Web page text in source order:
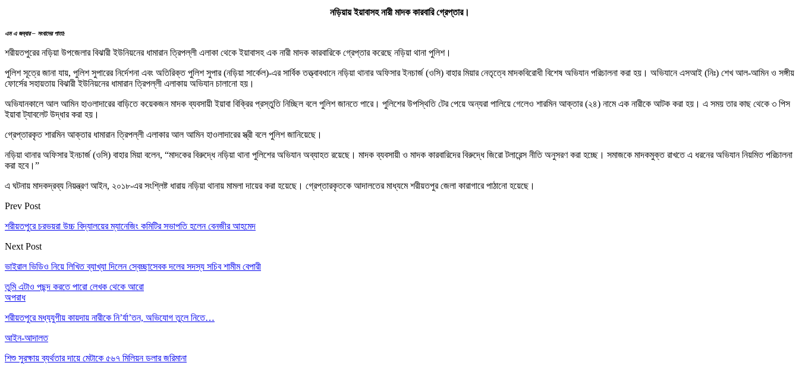
নড়িয়ায় ইয়াবাসহ নারী মাদক কারবারি গ্রেপ্তার।
এম এ জব্বার – সংবাদের পাতা:
শরীয়তপুরের নড়িয়া উপজেলার বিঝারী ইউনিয়নের ধামারান ত্রিপল্লী এলাকা থেকে ইয়াবাসহ এক নারী মাদক কারবারিকে গ্রেপ্তার করেছে নড়িয়া থানা পুলিশ।
পুলিশ সূত্রে জানা যায়, পুলিশ সুপারের নির্দেশনা এবং অতিরিক্ত পুলিশ সুপার (নড়িয়া সার্কেল)-এর সার্বিক তত্ত্বাবধানে নড়িয়া থানার অফিসার ইনচার্জ (ওসি) বাহার মিয়ার নেতৃত্বে মাদকবিরোধী বিশেষ অভিযান পরিচালনা করা হয়। অভিযানে এসআই (নিঃ) শেখ আল-আমিন ও সঙ্গীয়
ফোর্সের সহায়তায় বিঝারী ইউনিয়নের ধামারান ত্রিপল্লী এলাকায় অভিযান চালানো হয়।
অভিযানকালে আল আমিন হাওলাদারের বাড়িতে কয়েকজন মাদক ব্যবসায়ী ইয়াবা বিক্রির প্রস্তুতি নিচ্ছিল বলে পুলিশ জানতে পারে। পুলিশের উপস্থিতি টের পেয়ে অন্যরা পালিয়ে গেলেও শারমিন আক্তার (২৪) নামে এক নারীকে আটক করা হয়। এ সময় তার কাছ থেকে ৩ পিস
ইয়াবা ট্যাবলেট উদ্ধার করা হয়।
গ্রেপ্তারকৃত শারমিন আক্তার ধামারান ত্রিপল্লী এলাকার আল আমিন হাওলাদারের স্ত্রী বলে পুলিশ জানিয়েছে।
নড়িয়া থানার অফিসার ইনচার্জ (ওসি) বাহার মিয়া বলেন, “মাদকের বিরুদ্ধে নড়িয়া থানা পুলিশের অভিযান অব্যাহত রয়েছে। মাদক ব্যবসায়ী ও মাদক কারবারিদের বিরুদ্ধে জিরো টলারেন্স নীতি অনুসরণ করা হচ্ছে। সমাজকে মাদকমুক্ত রাখতে এ ধরনের অভিযান নিয়মিত পরিচালনা
করা হবে।”
এ ঘটনায় মাদকদ্রব্য নিয়ন্ত্রণ আইন, ২০১৮-এর সংশ্লিষ্ট ধারায় নড়িয়া থানায় মামলা দায়ের করা হয়েছে। গ্রেপ্তারকৃতকে আদালতের মাধ্যমে শরীয়তপুর জেলা কারাগারে পাঠানো হয়েছে।
Prev Post
শরীয়তপুরে চরভয়রা উচ্চ বিদ্যালয়ের ম্যানেজিং কমিটির সভাপতি হলেন বেনজীর আহমেদ
Next Post
ভাইরাল ভিডিও নিয়ে লিখিত ব্যাখ্যা দিলেন স্বেচ্ছাসেবক দলের সদস্য সচিব শামীম বেপারী
তুমি এটাও পছন্দ করতে পারো লেখক থেকে আরো
অপরাধ
শরীয়তপুরে মধ্যযুগীয় কায়দায় নারীকে নি’র্যা’তন, অভিযোগ তুলে নিতে…
আইন-আদালত
শিশু সুরক্ষায় ব্যর্থতার দায়ে মেটাকে ৫৬৭ মিলিয়ন ডলার জরিমানা